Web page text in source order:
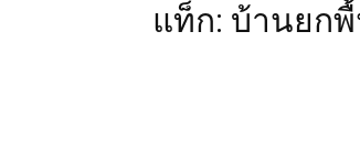
แท็ก: บ้านยก